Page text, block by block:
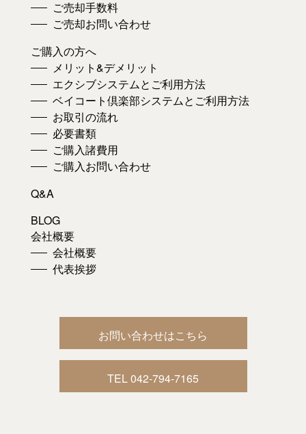
ご売却手数料
ご売却お問い合わせ
ご購入の方へ
メリット&デメリット
エクシブシステムとご利用方法
ベイコート倶楽部システムとご利用方法
お取引の流れ
必要書類
ご購入諸費用
ご購入お問い合わせ
Q&A
BLOG
会社概要
会社概要
代表挨拶
お問い合わせはこちら
TEL 042-794-7165